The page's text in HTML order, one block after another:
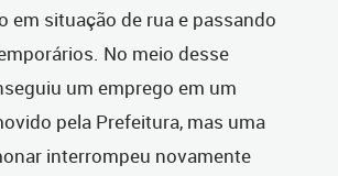
em situação de rua e passando
No meio desse
um emprego em um
pela Prefeitura, mas uma
interrompeu novamente